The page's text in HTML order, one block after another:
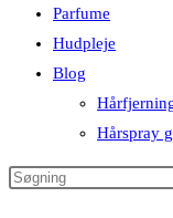
Parfume
Hudpleje
Blog
Hårspray